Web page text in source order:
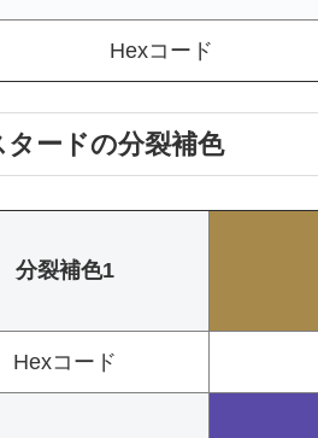
Hexコード
タードの分裂補色
分裂補色1
Hexコード